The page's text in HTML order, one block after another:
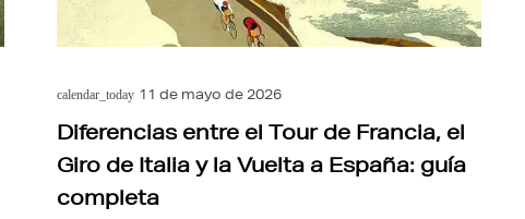
calendar_today 11 de mayo de 2026
Diferencias entre el Tour de Francia, el
Giro de Italia y la Vuelta a España: guía
completa